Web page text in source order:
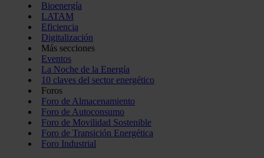
Bioenergía
LATAM
Eficiencia
Digitalización
Más secciones
Eventos
La Noche de la Energía
10 claves del sector energético
Foros
Foro de Almacenamiento
Foro de Autoconsumo
Foro de Movilidad Sostenible
Foro de Transición Energética
Foro Industrial